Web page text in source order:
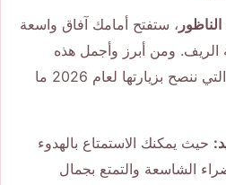
، ستفتح أمامك آفاق واسعة
ومن أبرز وأجمل هذه
التي ننصح بزيارتها لعام 2026 ما
حيث يمكنك الاستمتاع بالهدوء
الشاسعة والتمتع بجمال